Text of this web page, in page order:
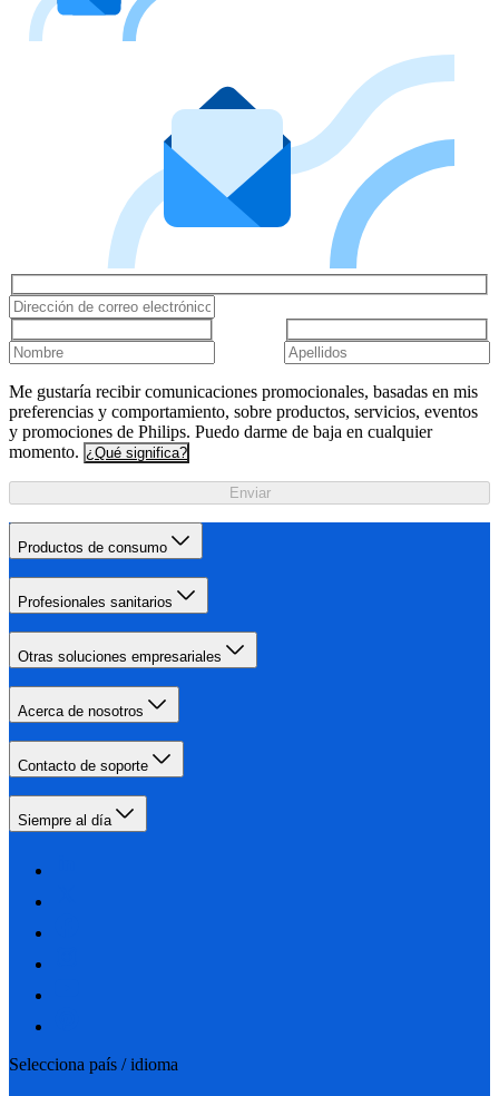
Me gustaría recibir comunicaciones promocionales, basadas en mis
preferencias y comportamiento, sobre productos, servicios, eventos
y promociones de Philips. Puedo darme de baja en cualquier
momento. ¿Qué significa?
Enviar
Productos de consumo
Profesionales sanitarios
Otras soluciones empresariales
Acerca de nosotros
Contacto de soporte
Siempre al día
Selecciona país / idioma